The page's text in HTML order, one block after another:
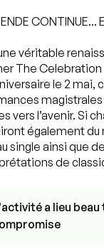
CONTINUE...
véritable
The Celebration
le 2 mai,
vers l’avenir. Si
également
single ainsi que
de
a lieu